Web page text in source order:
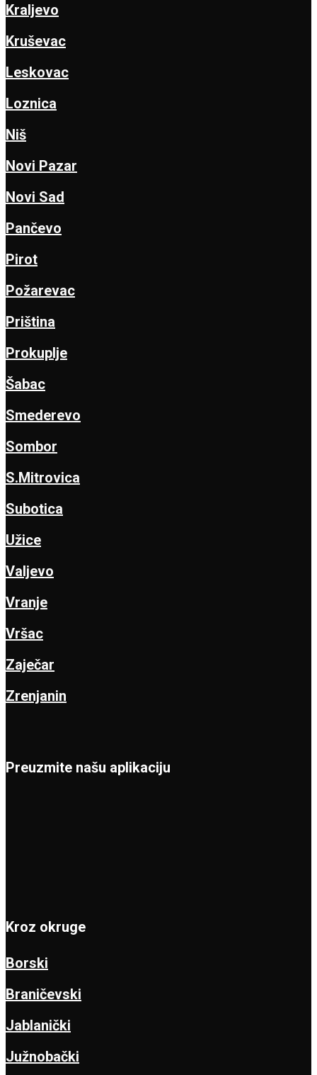
Kraljevo
Kruševac
Leskovac
Loznica
Niš
Novi Pazar
Novi Sad
Pančevo
Pirot
Požarevac
Priština
Prokuplje
Šabac
Smederevo
Sombor
S.Mitrovica
Subotica
Užice
Valjevo
Vranje
Vršac
Zaječar
Zrenjanin
Preuzmite našu aplikaciju
Kroz okruge
Borski
Braničevski
Jablanički
Južnobački